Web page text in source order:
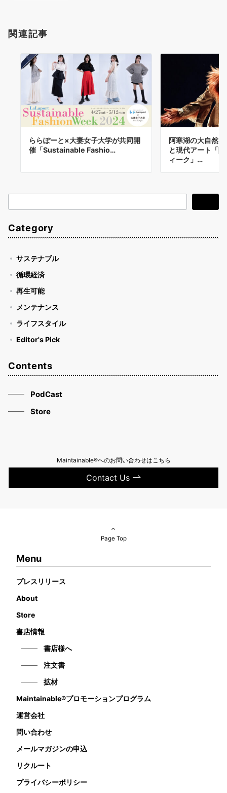
関連記事
ららぽーと×大妻女子大学が共同開
催「Sustainable Fashio…
阿寒湖の大自然
と現代アート「
ィーク」…
索
Category
サステナブル
循環経済
再生可能
メンテナンス
ライフスタイル
Editor's Pick
Contents
PodCast
Store
Maintainable®へのお問い合わせはこちら
Contact Us
Page Top
Menu
プレスリリース
About
Store
書店情報
書店様へ
注文書
拡材
Maintainable®プロモーションプログラム
運営会社
問い合わせ
メールマガジンの申込
リクルート
プライバシーポリシー